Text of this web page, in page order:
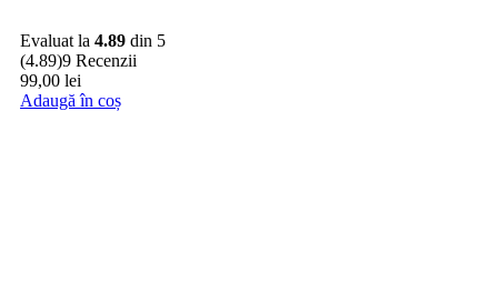
Evaluat la 4.89 din 5
(4.89)9 Recenzii
99,00 lei
Adaugă în coș